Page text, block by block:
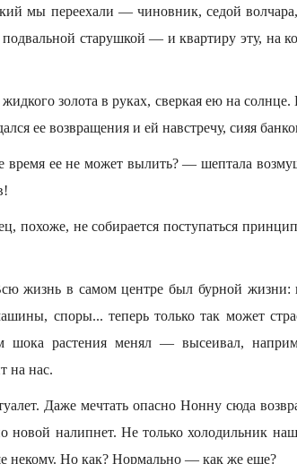
мы переехали — чиновник, седой
старушкой — и квартиру эту, на
золота в руках, сверкая ею на
ее возвращения и ей навстречу, сияя
ее не может вылить? — шептала
похоже, не собирается поступаться
жизнь в самом центре был бурной жизни:
споры... теперь только так может
шока растения менял — высеивал,
на нас.
Даже мечтать опасно Нонну сюда
новой налипнет. Не только холодильник
некому. Но как? Нормально — как же еще?